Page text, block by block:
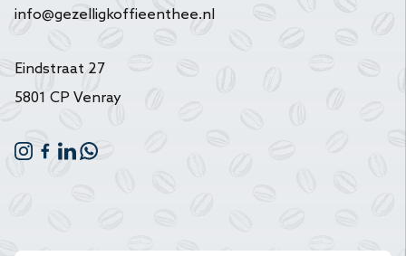
info@gezelligkoffieenthee.nl
Eindstraat 27
5801 CP Venray